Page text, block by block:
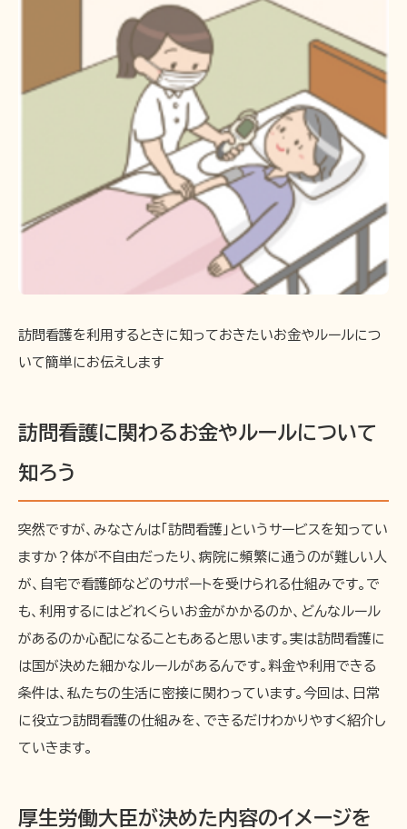
訪問看護を利用するときに知っておきたいお金やルールにつ
いて簡単にお伝えします
訪問看護に関わるお金やルールについて
知ろう
突然ですが、みなさんは「訪問看護」というサービスを知ってい
ますか？体が不自由だったり、病院に頻繁に通うのが難しい人
が、自宅で看護師などのサポートを受けられる仕組みです。で
も、利用するにはどれくらいお金がかかるのか、どんなルール
があるのか心配になることもあると思います。実は訪問看護に
は国が決めた細かなルールがあるんです。料金や利用できる
条件は、私たちの生活に密接に関わっています。今回は、日常
に役立つ訪問看護の仕組みを、できるだけわかりやすく紹介し
ていきます。
厚生労働大臣が決めた内容のイメージを